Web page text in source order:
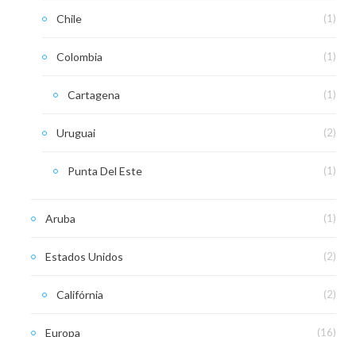
Chile (1)
Colombia (1)
Cartagena (1)
Uruguai (2)
Punta Del Este (1)
Aruba (1)
Estados Unidos (2)
Califórnia (2)
Europa (16)